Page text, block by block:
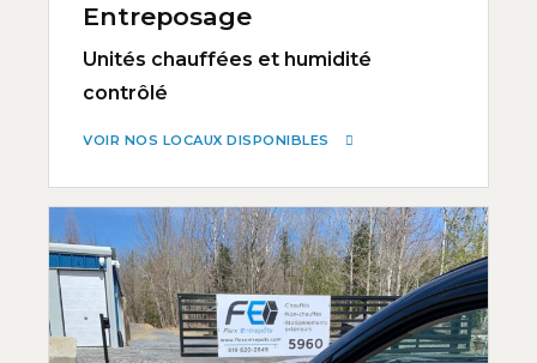
Entreposage
Unités chauffées et humidité
contrôlé
VOIR NOS LOCAUX DISPONIBLES